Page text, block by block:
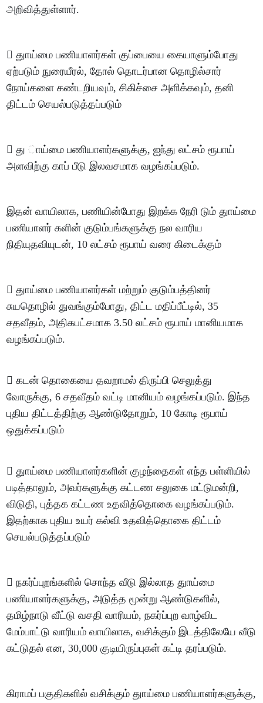
அறிவித்துள்ளார்.
 துாய்மை பணியாளர்கள் குப்பையை கையாளும்போது
ஏற்படும் நுரையீரல், தோல் தொடர்பான தொழில்சார்
நோய்களை கண்டறியவும், சிகிச்சை அளிக்கவும், தனி
திட்டம் செயல்படுத்தப்படும்
 து ாய்மை பணியாளர்களுக்கு, ஐந்து லட்சம் ரூபாய்
அளவிற்கு காப் பீடு இலவசமாக வழங்கப்படும்.
இதன் வாயிலாக, பணியின்போது இறக்க நேரி டும் துாய்மை
பணியாளர் களின் குடும்பங்களுக்கு நல வாரிய
நிதியுதவியுடன், 10 லட்சம் ரூபாய் வரை கிடைக்கும்
 துாய்மை பணியாளர்கள் மற்றும் குடும்பத்தினர்
சுயதொழில் துவங்கும்போது, திட்ட மதிப்பீட்டில், 35
சதவீதம், அதிகபட்சமாக 3.50 லட்சம் ரூபாய் மானியமாக
வழங்கப்படும்.
 கடன் தொகையை தவறாமல் திருப்பி செலுத்து
வோருக்கு, 6 சதவீதம் வட்டி மானியம் வழங்கப்படும். இந்த
புதிய திட்டத்திற்கு ஆண்டுதோறும், 10 கோடி ரூபாய்
ஒதுக்கப்படும்
 துாய்மை பணியாளர்களின் குழந்தைகள் எந்த பள்ளியில்
படித்தாலும், அவர்களுக்கு கட்டண சலுகை மட்டுமன்றி,
விடுதி, புத்தக கட்டண உதவித்தொகை வழங்கப்படும்.
இதற்காக புதிய உயர் கல்வி உதவித்தொகை திட்டம்
செயல்படுத்தப்படும்
 நகர்ப்புறங்களில் சொந்த வீடு இல்லாத துாய்மை
பணியாளர்களுக்கு, அடுத்த மூன்று ஆண்டுகளில்,
தமிழ்நாடு வீட்டு வசதி வாரியம், நகர்ப்புற வாழ்விட
மேம்பாட்டு வாரியம் வாயிலாக, வசிக்கும் இடத்திலேயே வீடு
கட்டுதல் என, 30,000 குடியிருப்புகள் கட்டி தரப்படும்.
கிராமப் பகுதிகளில் வசிக்கும் துாய்மை பணியாளர்களுக்கு,